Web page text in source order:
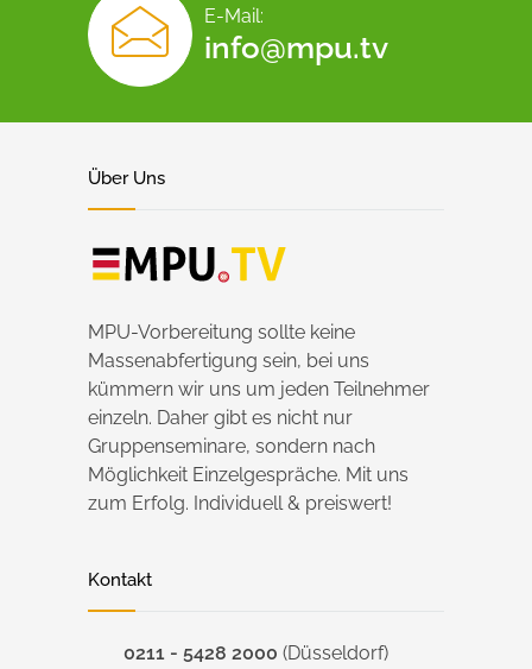
E-Mail:
info@mpu.tv
Über Uns
MPU-Vorbereitung sollte keine
Massenabfertigung sein, bei uns
kümmern wir uns um jeden Teilnehmer
einzeln. Daher gibt es nicht nur
Gruppenseminare, sondern nach
Möglichkeit Einzelgespräche. Mit uns
zum Erfolg. Individuell & preiswert!
Kontakt
0211 - 5428 2000 (Düsseldorf)